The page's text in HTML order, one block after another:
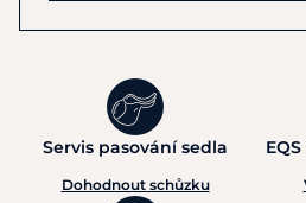
Servis pasování sedla
Dohodnout schůzku